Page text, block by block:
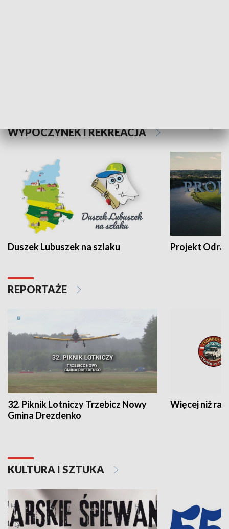
WYPOCZYNEK I REKREACJA
Duszek Lubuszek na szlaku Projekt Odra
REPORTAŻE
32. Piknik Lotniczy Trzebicz Nowy
Gmina Drezdenko
Więcej niż rajd
KULTURA I SZTUKA